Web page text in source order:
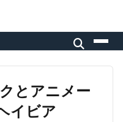
とアニメー
イビア